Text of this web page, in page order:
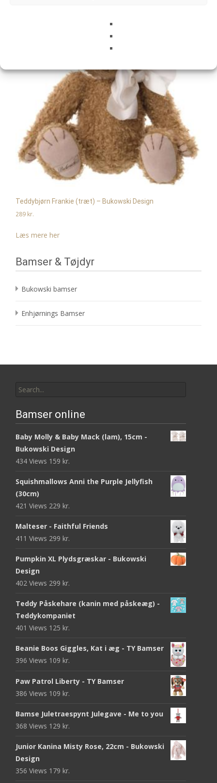
Teddybjørn Frankie (træt) – Bukowski Design
289 kr.
Læs mere her
Bamser & Tøjdyr
Bukowski bamser
Enhjørnings Bamser
for:
Bamser online
Baby Molly & Baby Mack (lam), 15cm -
Bukowski Design
434 Views 159 kr.
Squishmallows Anni the Purple Jellyfish
(30cm)
421 Views 229 kr.
Malteser - Faithful Friends
411 Views 299 kr.
Pumpkin XL Plydsgræskar - Bukowski
Design
402 Views 299 kr.
Teddy Påskehare (kanin med påskeæg) -
Teddykompaniet
401 Views 125 kr.
Beanie Boos Giggles, Kat i æg - TY Bamser
396 Views 109 kr.
Paw Patrol Liberty - TY Bamser
386 Views 109 kr.
Bamse Juletraespynt Julegave - Me to you
368 Views 129 kr.
Junior Kanina Misty Rose, 22cm - Bukowski
Design
356 Views 179 kr.